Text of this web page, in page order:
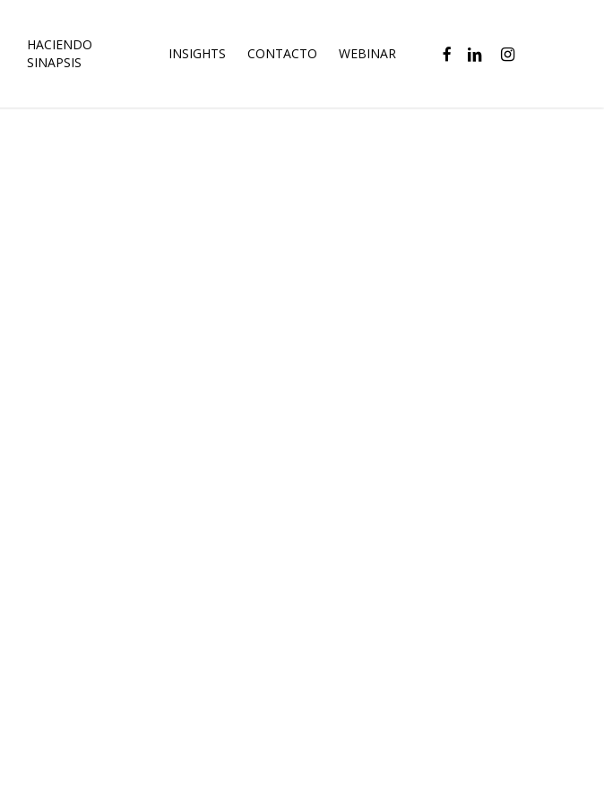
HACIENDO
SINAPSIS
INSIGHTS CONTACTO WEBINAR FACEBOOKLINKEDININSTAGRAM